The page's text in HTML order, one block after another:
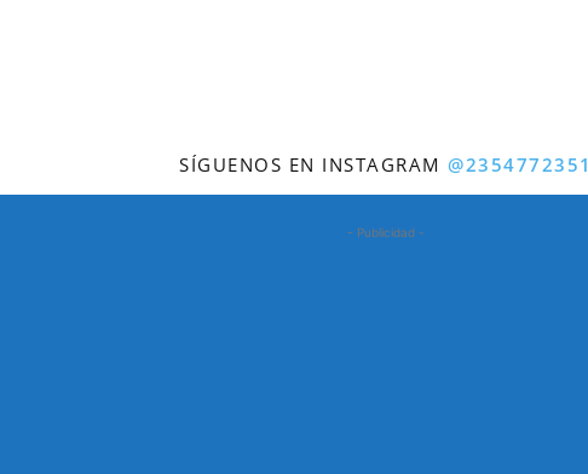
SÍGUENOS EN INSTAGRAM@2354772351
- Publicidad -